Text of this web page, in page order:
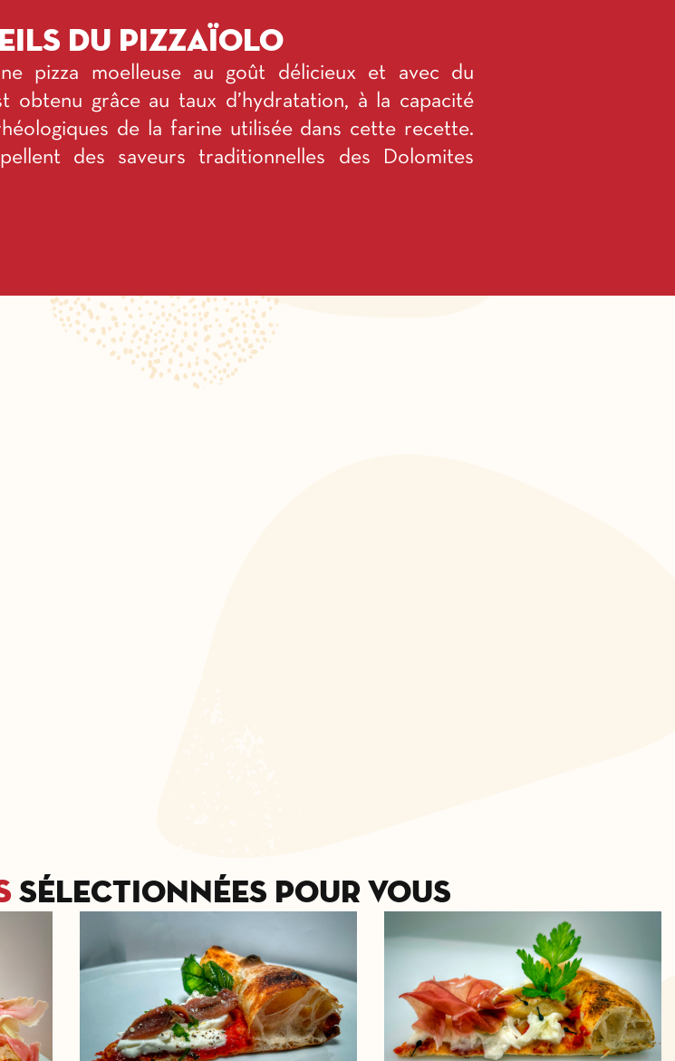
du pizzaïolo
pizza moelleuse au goût délicieux et avec du
obtenu grâce au taux d’hydratation, à la capacité
de la farine utilisée dans cette recette.
des saveurs traditionnelles des Dolomites
sélectionnées pour vous